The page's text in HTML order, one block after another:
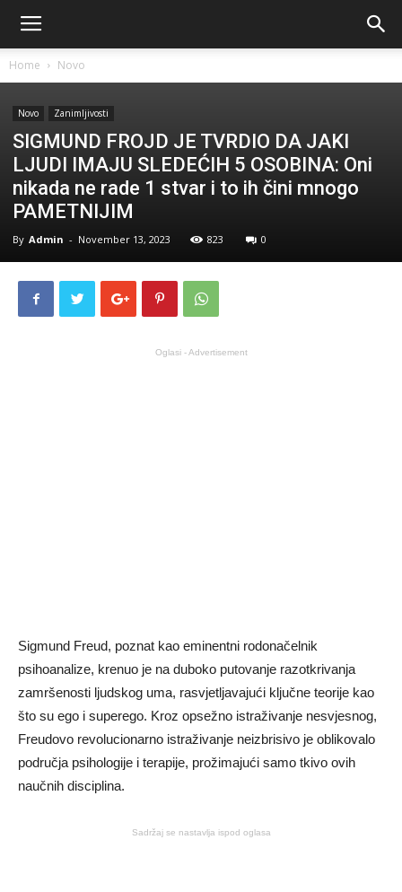
Home Novo
Novo Zanimljivosti
SIGMUND FROJD JE TVRDIO DA JAKI
LJUDI IMAJU SLEDEĆIH 5 OSOBINA: Oni
nikada ne rade 1 stvar i to ih čini mnogo
PAMETNIJIM
By Admin - November 13, 2023 823 0
Oglasi - Advertisement
Sigmund Freud, poznat kao eminentni rodonačelnik
psihoanalize, krenuo je na duboko putovanje razotkrivanja
zamršenosti ljudskog uma, rasvjetljavajući ključne teorije kao
što su ego i superego. Kroz opsežno istraživanje nesvjesnog,
Freudovo revolucionarno istraživanje neizbrisivo je oblikovalo
područja psihologije i terapije, prožimajući samo tkivo ovih
naučnih disciplina.
Sadržaj se nastavlja ispod oglasa